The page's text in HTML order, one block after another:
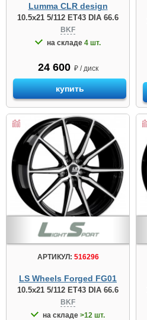
Lumma CLR design
10.5x21 5/112 ET43 DIA 66.6
BKF
на складе 4 шт.
24 600 ₽ / диск
купить
АРТИКУЛ: 516296
LS Wheels Forged FG01
10.5x21 5/112 ET43 DIA 66.6
BKF
на складе >12 шт.